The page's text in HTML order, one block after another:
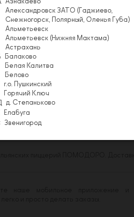
Условия
«ПОМОДОРО» началась в 2014 году. На
сотрудников, имеющих реальную
среди коллег. Миссия
кругу посетителей. Принципы,
Имя «ПОМОДОРО» – качество! НАША
поставщикам так же, как вам бы
Александровск ЗАТО (Гаджиево,
Снежногорск, Полярный, Оленья Губа)
Альметьевск
Альметьевск (Нижняя Мактама)
Астрахань
Балаково
Белая Калитва
Белово
г.о. Пушкинский
Горячий Ключ
д. Степаньково
Елабуга
Звенигород